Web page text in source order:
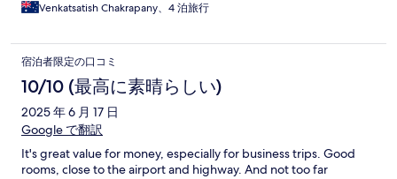
Venkatsatish Chakrapany、4 泊旅行
宿泊者限定の口コミ
10/10 (最高に素晴らしい)
2025 年 6 月 17 日
Google で翻訳
It's great value for money, especially for business trips. Good
rooms, close to the airport and highway. And not too far